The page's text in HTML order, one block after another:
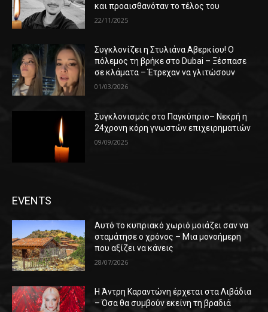
και προαισθανόταν το τέλος του
22/11/2025
Συγκλονίζει η Στυλιάνα Αβερκίου! Ο
πόλεμος τη βρήκε στο Dubai – Ξέσπασε
σε κλάματα – Έτρεχαν να γλιτώσουν
01/03/2026
Συγκλονισμός στο Παγκύπριο– Νεκρή η
24χρονη κόρη γνωστών επιχειρηματιών
09/09/2025
EVENTS
Αυτό το κυπριακό χωριό μοιάζει σαν να
σταμάτησε ο χρόνος – Μια μονοήμερη
που αξίζει να κάνεις
28/07/2026
Η Άντρη Καραντώνη έρχεται στα Λιβάδια
– Όσα θα συμβούν εκείνη τη βραδιά